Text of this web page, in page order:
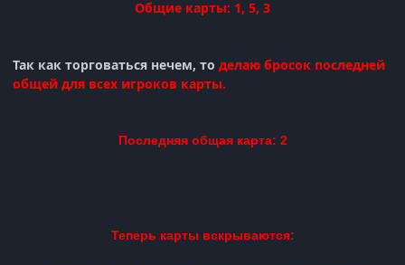
Общие карты: 1, 5, 3
Так как торговаться нечем, то делаю бросок последней
общей для всех игроков карты.
Последняя общая карта: 2
Теперь карты вскрываются: